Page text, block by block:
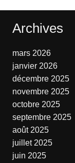
Archives
mars 2026
janvier 2026
décembre 2025
novembre 2025
octobre 2025
septembre 2025
août 2025
juillet 2025
juin 2025